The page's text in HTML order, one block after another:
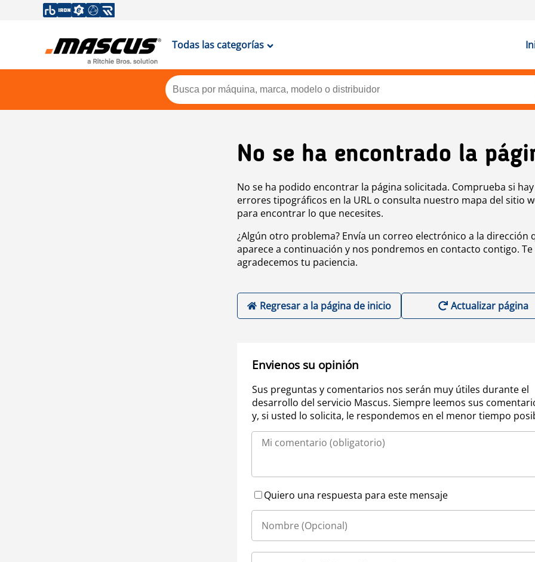
Todas las categorías
No se ha encontrado la
No se ha podido encontrar la página solicitada. Comprueba si hay
errores tipográficos en la URL o consulta nuestro mapa del sitio
para encontrar lo que necesites.
¿Algún otro problema? Envía un correo electrónico a la dirección
aparece a continuación y nos pondremos en contacto contigo. Te
agradecemos tu paciencia.
Regresar a la página de inicio Actualizar página
Envienos su opinión
Sus preguntas y comentarios nos serán muy útiles durante el
desarrollo del servicio Mascus. Siempre leemos sus
y, si usted lo solicita, le respondemos en el menor tiempo
Quiero una respuesta para este mensaje